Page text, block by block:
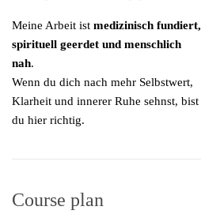
Meine Arbeit ist medizinisch fundiert,
spirituell geerdet und menschlich
nah.
Wenn du dich nach mehr Selbstwert,
Klarheit und innerer Ruhe sehnst, bist
du hier richtig.
Course plan